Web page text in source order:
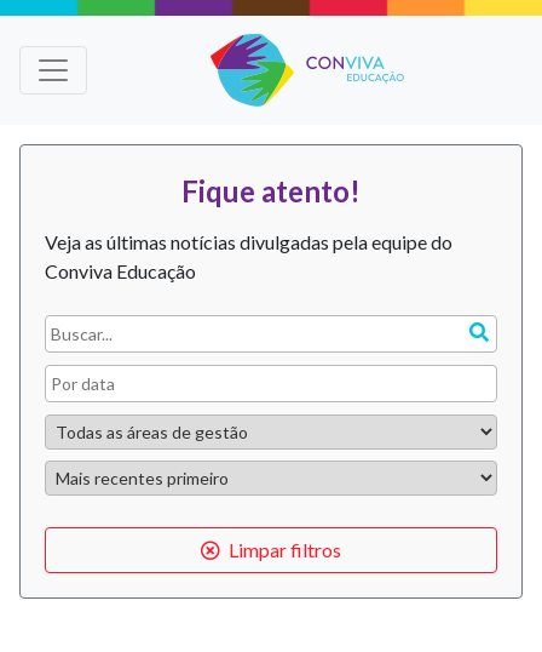
Fique atento!
Veja as últimas notícias divulgadas pela equipe do
Conviva Educação
Limpar filtros